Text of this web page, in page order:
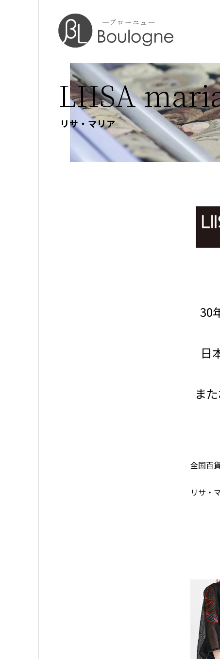
LIISA
リサ・マリア
30
日
ま
全国百
リサ・